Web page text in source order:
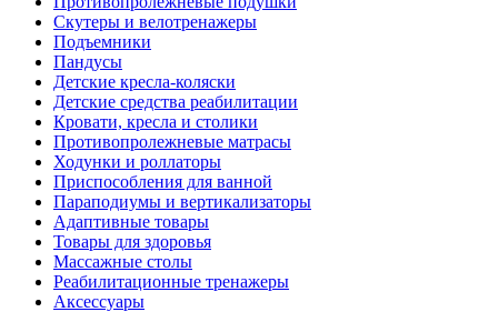
Скутеры и велотренажеры
Подъемники
Пандусы
Детские кресла-коляски
Детские средства реабилитации
Кровати, кресла и столики
Противопролежневые матрасы
Ходунки и роллаторы
Приспособления для ванной
Параподиумы и вертикализаторы
Адаптивные товары
Товары для здоровья
Массажные столы
Реабилитационные тренажеры
Аксессуары